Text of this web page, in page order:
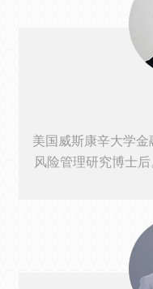
美国威斯康辛大学
风险管理研究博士
工作和生活了12年
学位，积累了丰富
Principles of Finance,